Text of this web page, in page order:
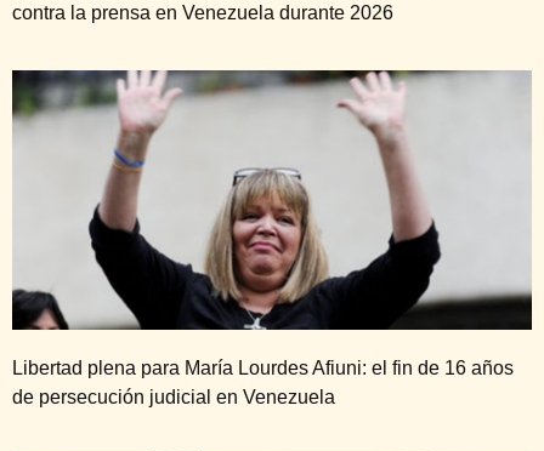
contra la prensa en Venezuela durante 2026
Libertad plena para María Lourdes Afiuni: el fin de 16 años
de persecución judicial en Venezuela